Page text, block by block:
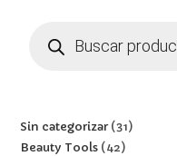
Sin categorizar 31
Beauty Tools 42